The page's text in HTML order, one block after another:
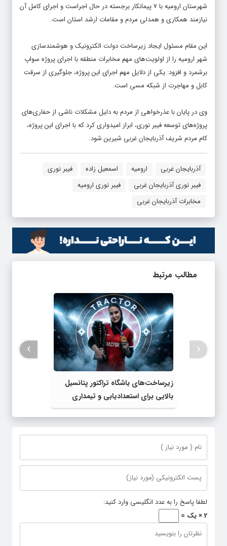
شهرستان ارومیه با ۷ پیمانکار برجسته در حال اجراست و اجرای کامل آن
نیازمند همکاری و همدلی مردم و مقامات ارشد استان است.
این مقام مسئول ایجاد زیرساخت دولت الکترونیک و هوشمند‌سازی
شهر ارومیه را از اولویت‌های مهم مخابرات منطقه با اجرای پروژه سواپ
برشمرد و افزود: یکی از دلایل مهم اجرای این پروژه، جلوگیری از سرقت
کابل و مهاجرت از شبکه مسی است.
وی در پایان با عذرخواهی از مردم به دلیل مشکلات ناشی از حفاری‌های
پروژه‌های توسعه فیبر نوری، ابراز امیدواری کرد که با اجرای این پروژه،
کام مردم شریف آذربایجان غربی شیرین شود.
آذربایجان غربی ارومیه اسمعیل زاده
فیبر نوری
فیبر نوری آذربایجان غربی
فیبر نوری ارومیه
مخابرات آذربایجان غربی
مطالب مرتبط
زیرساخت‌های باشگاه تراکتور پتانسیل
بالایی برای استعدادیابی و تیمداری
ورزش بانوان دارد
‹
›
لطفا پاسخ را به عدد انگلیسی وارد کنید:
2 × یک =